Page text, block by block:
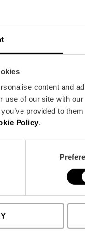
content and
use of our site with
provided to
Policy Bus